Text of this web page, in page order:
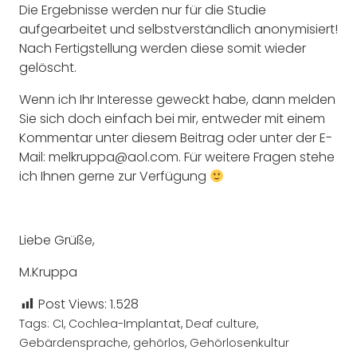
Die Ergebnisse werden nur für die Studie
aufgearbeitet und selbstverständlich anonymisiert!
Nach Fertigstellung werden diese somit wieder
gelöscht.
Wenn ich Ihr Interesse geweckt habe, dann melden
Sie sich doch einfach bei mir, entweder mit einem
Kommentar unter diesem Beitrag oder unter der E-
Mail: melkruppa@aol.com. Für weitere Fragen stehe
ich Ihnen gerne zur Verfügung
Liebe Grüße,
M.Kruppa
Post Views: 1.528
Tags: CI, Cochlea-Implantat, Deaf culture,
Gebärdensprache, gehörlos, Gehörlosenkultur